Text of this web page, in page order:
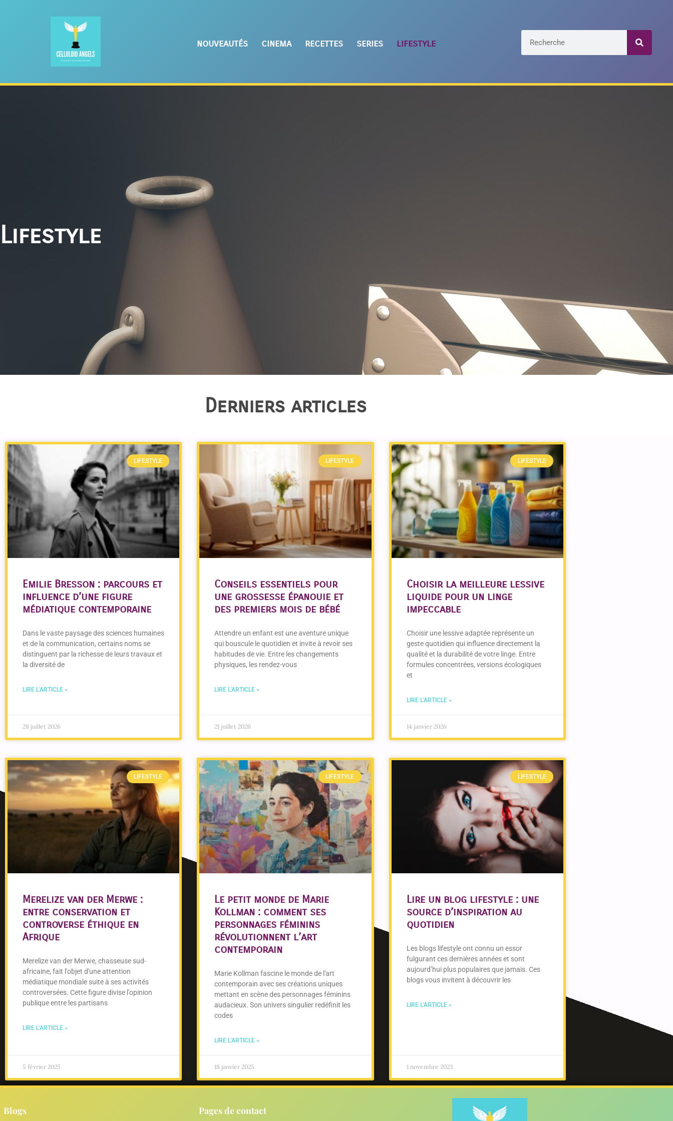
nouveautés cinema recettes series lifestyle
Lifestyle
Derniers articles
LIFESTYLE
Emilie Bresson : parcours et
influence d’une figure
médiatique contemporaine
Dans le vaste paysage des sciences humaines
et de la communication, certains noms se
distinguent par la richesse de leurs travaux et
la diversité de
LIRE L'ARTICLE »
28 juillet 2026
LIFESTYLE
Conseils essentiels pour
une grossesse épanouie et
des premiers mois de bébé
Attendre un enfant est une aventure unique
qui bouscule le quotidien et invite à revoir ses
habitudes de vie. Entre les changements
physiques, les rendez-vous
LIRE L'ARTICLE »
21 juillet 2026
LIFESTYLE
Choisir la meilleure lessive
liquide pour un linge
impeccable
Choisir une lessive adaptée représente un
geste quotidien qui influence directement la
qualité et la durabilité de votre linge. Entre
formules concentrées, versions écologiques
et
LIRE L'ARTICLE »
14 janvier 2026
LIFESTYLE
Merelize van der Merwe :
entre conservation et
controverse éthique en
Afrique
Merelize van der Merwe, chasseuse sud-
africaine, fait l'objet d'une attention
médiatique mondiale suite à ses activités
controversées. Cette figure divise l'opinion
publique entre les partisans
LIRE L'ARTICLE »
5 février 2025
LIFESTYLE
Le petit monde de Marie
Kollman : comment ses
personnages féminins
révolutionnent l’art
contemporain
Marie Kollman fascine le monde de l'art
contemporain avec ses créations uniques
mettant en scène des personnages féminins
audacieux. Son univers singulier redéfinit les
codes
LIRE L'ARTICLE »
18 janvier 2025
LIFESTYLE
Lire un blog lifestyle : une
source d’inspiration au
quotidien
Les blogs lifestyle ont connu un essor
fulgurant ces dernières années et sont
aujourd’hui plus populaires que jamais. Ces
blogs vous invitent à découvrir les
LIRE L'ARTICLE »
1 novembre 2023
Blogs Pages de contact